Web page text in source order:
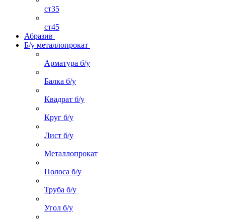
ст35
ст45
Абразив
Б/у металлопрокат
Арматура б/у
Балка б/у
Квадрат б/у
Круг б/у
Лист б/у
Металлопрокат
Полоса б/у
Труба б/у
Угол б/у